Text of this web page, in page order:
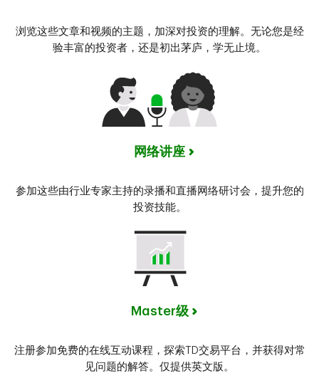
浏览这些文章和视频的主题，加深对投资的理解。无论您是经
验丰富的投资者，还是初出茅庐，学无止境。
网络讲座
参加这些由行业专家主持的录播和直播网络研讨会，提升您的
投资技能。
Master级
注册参加免费的在线互动课程，探索TD交易平台，并获得对常
见问题的解答。仅提供英文版。